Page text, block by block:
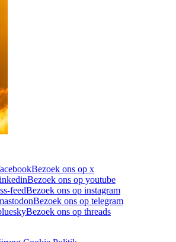
Bezoek ons op x
Bezoek ons op youtube
feedBezoek ons op instagram
Bezoek ons op telegram
Bezoek ons op threads